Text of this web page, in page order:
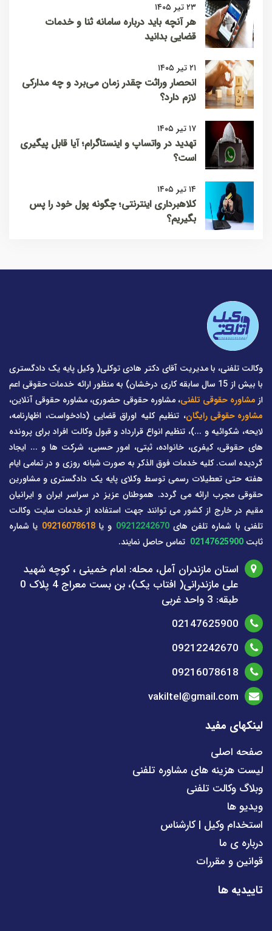
۲۳ تیر ۱۴۰۵
هر آنچه باید درباره سامانه ثنا و خدمات
قضایی بدانید
۲۱ تیر ۱۴۰۵
انحصار وراثت چقدر زمان می‌برد و چه مدارکی
لازم دارد؟
۱۷ تیر ۱۴۰۵
تهدید در واتساپ و اینستاگرام؛ آیا قابل پیگیری
است؟
۱۴ تیر ۱۴۰۵
کلاهبرداری اینترنتی؛ چگونه پول خود را پس
بگیریم؟
وکالت تلفنی، با مدیریت آقای دکتر هادی توکلی( وکیل پایه یک دادگستری
با بیش از 15 سال سابقه کاری درخشان) به منظور ارائه خدمات حقوقی اعم
از مشاوره حقوقی تلفنی، مشاوره حقوقی حضوری، مشاوره حقوقی آنلاین،
مشاوره حقوقی رایگان، تنظیم کلیه اوراق قضایی (دادخواست، اظهارنامه،
لایحه، شکوائیه و ...)، تنظیم انواع قرارداد و قبول وکالت افراد برای پرونده
های حقوقی، کیفری، خانواده، ثبتی، امور حسبی، شرکت ها و ... ایجاد
گردیده است. کلیه خدمات فوق الذکر به صورت شبانه روزی و در تمامی ایام
هفته حتی تعطیلات رسمی توسط وکلای پایه یک دادگستری و مشاورین
حقوقی مجرب ارائه می گردد. هموطنان عزیز در سراسر ایران و ایرانیان
مقیم در خارج از کشور می توانند جهت استفاده از خدمات سایت وکالت
تلفنی با شماره تلفن های09212242670 و یا09216078618 یا شماره
ثابت 02147625900 تماس حاصل نمایند.
استان مازندران آمل، محله: امام خمینی ، کوچه شهید
علی مازندرانی( افتاب یک)، بن بست معراج 4 پلاک 0
طبقه: 3 واحد غربی
02147625900
09212242670
09216078618
vakiltel@gmail.com
لینکهای مفید
صفحه اصلی
لیست هزینه های مشاوره تلفنی
وبلاگ وکالت تلفنی
ویدیو ها
استخدام وکیل | کارشناس
درباره ی ما
قوانین و مقررات
تاییدیه ها